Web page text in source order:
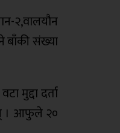
२,वालयौन
बाँकी संख्या
मुद्दा दर्ता
। आफुले २०